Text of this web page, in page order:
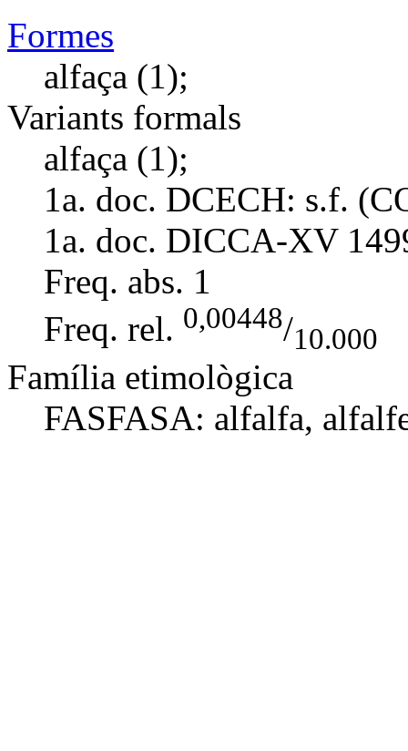
Formes
alfaça (1);
Variants formals
alfaça (1);
1a. doc. DCECH: s.f.
1a. doc. DICCA-XV
Freq. abs. 1
Freq. rel. 0,00448/10.000
Família etimològica
FASFASA: alfalfa,